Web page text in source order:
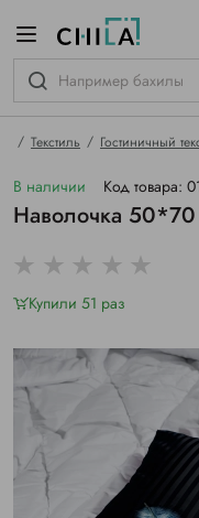
Текстиль Гостиничный
В наличии Код товара:
Наволочка
Купили 51 раз
гамме